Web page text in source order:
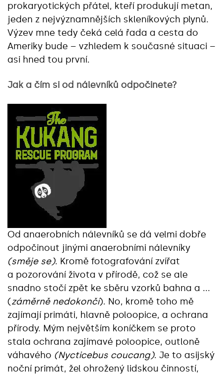
prokaryotických přátel, kteří produkují metan,
jeden z nejvýznamnějších skleníkových plynů.
Výzev mne tedy čeká celá řada a cesta do
Ameriky bude – vzhledem k současné situaci –
asi hned tou první.
Jak a čím si od nálevníků odpočinete?
Od anaerobních nálevníků se dá velmi dobře
odpočinout jinými anaerobními nálevníky
(směje se). Kromě fotografování zvířat
a pozorování života v přírodě, což se ale
snadno stočí zpět ke sběru vzorků bahna a ...
(záměrně nedokončí). No, kromě toho mě
zajímají primáti, hlavně poloopice, a ochrana
přírody. Mým největším koníčkem se proto
stala ochrana zajímavé poloopice, outloně
váhavého (Nycticebus coucang). Je to asijský
noční primát, žel ohrožený lidskou činností,